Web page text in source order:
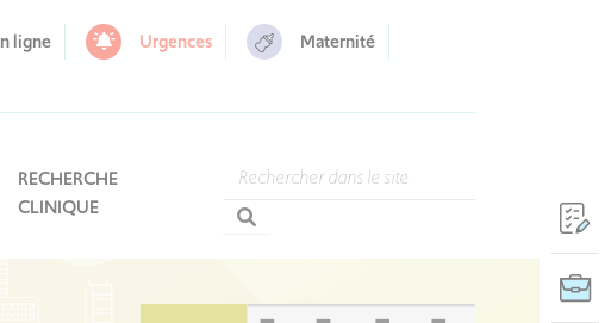
ligne Urgences Maternité
RECHERCHE
CLINIQUE